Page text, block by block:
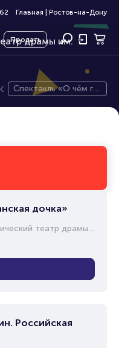
Главная Ростов-на-Дону
Продатьдрамы им.
12+
Спектакль «О чём го
дочка»
театр драмы им. М.Горького
Российская